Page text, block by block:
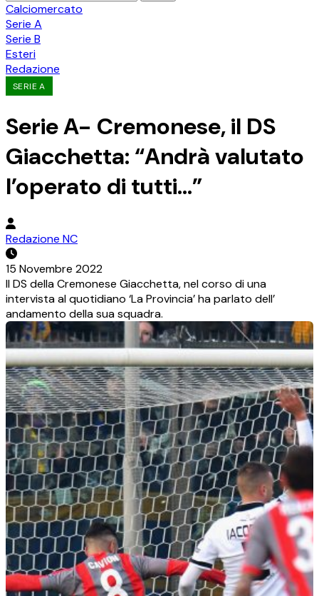
Calciomercato
Serie A
Serie B
Esteri
Redazione
SERIE A
Serie A- Cremonese, il DS
Giacchetta: “Andrà valutato
l’operato di tutti…”
Redazione NC
15 Novembre 2022
Il DS della Cremonese Giacchetta, nel corso di una
intervista al quotidiano ‘La Provincia’ ha parlato dell’
andamento della sua squadra.